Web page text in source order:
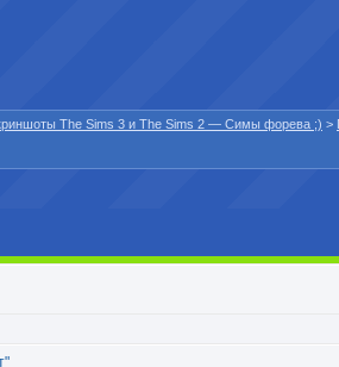
The Sims 3 и The Sims 2 — Симы форева ;) >